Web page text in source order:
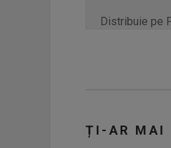
Distribuie pe
ȚI-AR MAI